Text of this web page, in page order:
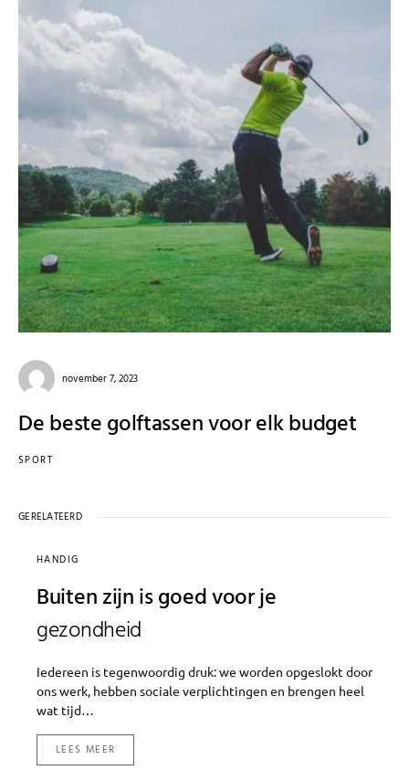
november 7, 2023
De beste golftassen voor elk budget
SPORT
GERELATEERD
HANDIG
Buiten zijn is goed voor je
gezondheid
Iedereen is tegenwoordig druk: we worden opgeslokt door
ons werk, hebben sociale verplichtingen en brengen heel
wat tijd…
LEES MEER